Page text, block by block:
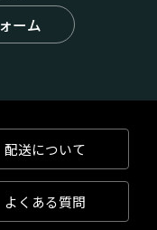
の立身出世を願う
良いものとして親
、可愛らしくアレ
います。
々の暮らしの中に
ーム
配送について
よくある質問